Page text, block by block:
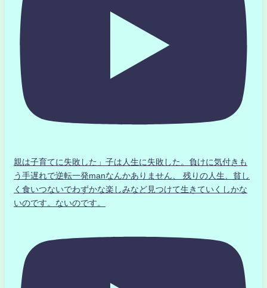
親は子育てに失敗した」子は人生に失敗した。負けに気付きも
う手遅れで逆転一発manなんかありません、 残りの人生、貧し
く食いつないでわずかな楽しみなど見つけて生きていくしかな
いのです。ないのです。